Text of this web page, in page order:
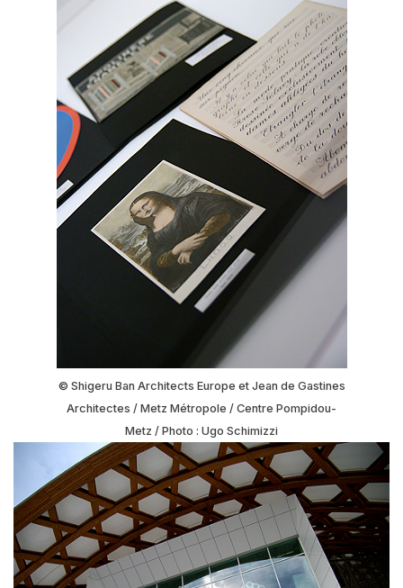
© Shigeru Ban Architects Europe et Jean de Gastines
Architectes / Metz Métropole / Centre Pompidou-
Metz / Photo : Ugo Schimizzi